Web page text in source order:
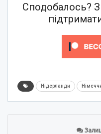
Сподобалось?
Нідерланди